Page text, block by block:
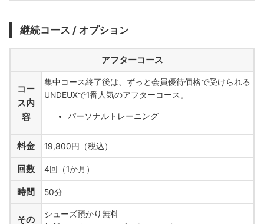
継続コース / オプション
アフターコース
コー
ス内
容
集中コース終了後は、ずっと会員優待価格で受けられる
UNDEUXで1番人気のアフターコース。
パーソナルトレーニング
料金 19,800円（税込）
回数 4回（1か月）
時間 50分
その
シューズ預かり無料